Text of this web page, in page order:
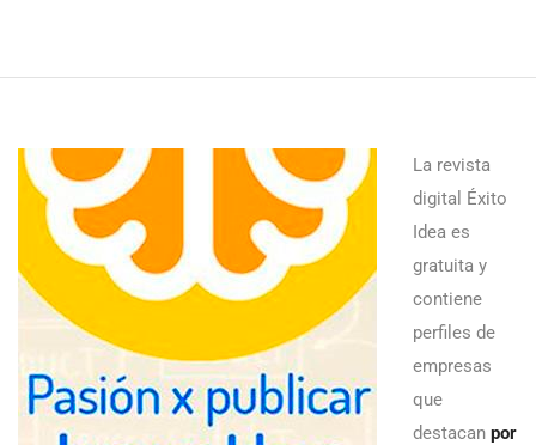
La revista
digital Éxito
Idea es
gratuita y
contiene
perfiles de
empresas
que
destacan por